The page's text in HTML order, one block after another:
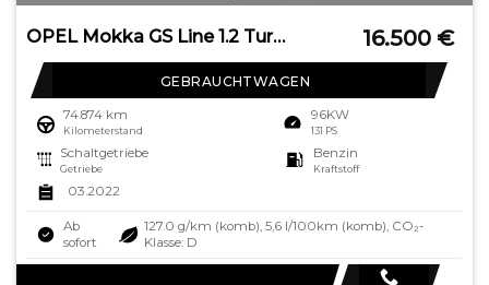
OPEL Mokka GS Line 1.2 Turbo EU6d Navi Digitales Cock 16.500 €
GEBRAUCHTWAGEN
74.874 km
Kilometerstand
96KW
131 PS
Schaltgetriebe
Getriebe
Benzin
Kraftstoff
03.2022
Ab
sofort
127.0 g/km (komb), 5,6 l/100km (komb), CO₂-
Klasse: D